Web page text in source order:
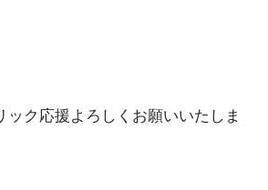
ク応援よろしくお願いいたしま